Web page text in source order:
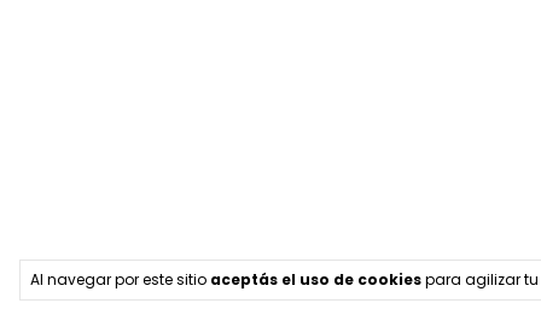
Al navegar por este sitio aceptás el uso de cookiespara agilizar